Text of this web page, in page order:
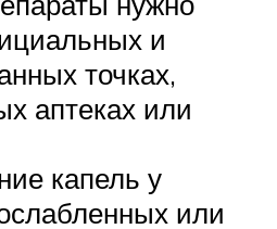
и
точках,
аптеках или
капель у
или